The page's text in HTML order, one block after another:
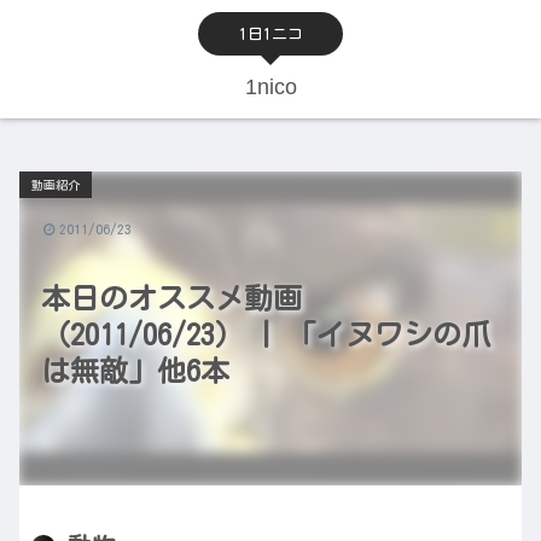
1日1ニコ
1nico
本日のオススメ動画
（2011/06/23） | 「イヌワシの爪
は無敵」他6本
動画紹介
2011/06/23